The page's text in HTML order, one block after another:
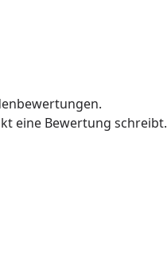
eine Bewertung schreibt.